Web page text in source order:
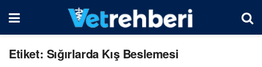
Etiket: Sığırlarda Kış Beslemesi